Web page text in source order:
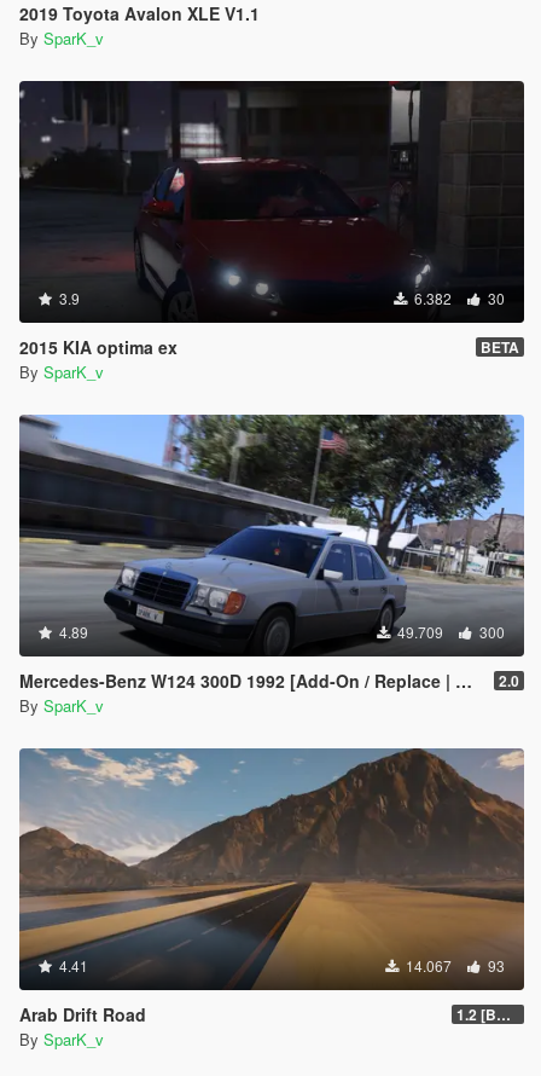
2019 Toyota Avalon XLE V1.1
By SparK_v
3.9 6.382 30
2015 KIA optima ex BETA
By SparK_v
4.89 49.709 300
Mercedes-Benz W124 300D 1992 [Add-On / Replace | Animated | LODs | Extras] 2.0
By SparK_v
4.41 14.067 93
Arab Drift Road 1.2 [BETA]
By SparK_v